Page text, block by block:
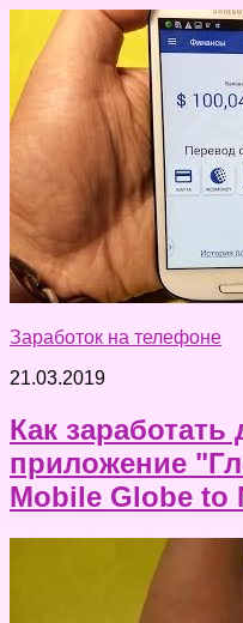
Заработок на телефоне
21.03.2019
Как заработать
приложение
Mobile Globe to